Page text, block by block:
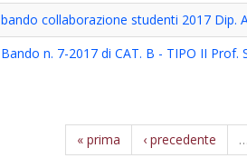
bando collaborazione studenti 2017 Dip.
Bando n. 7-2017 di CAT. B - TIPO II Prof.
« prima ‹ precedente …